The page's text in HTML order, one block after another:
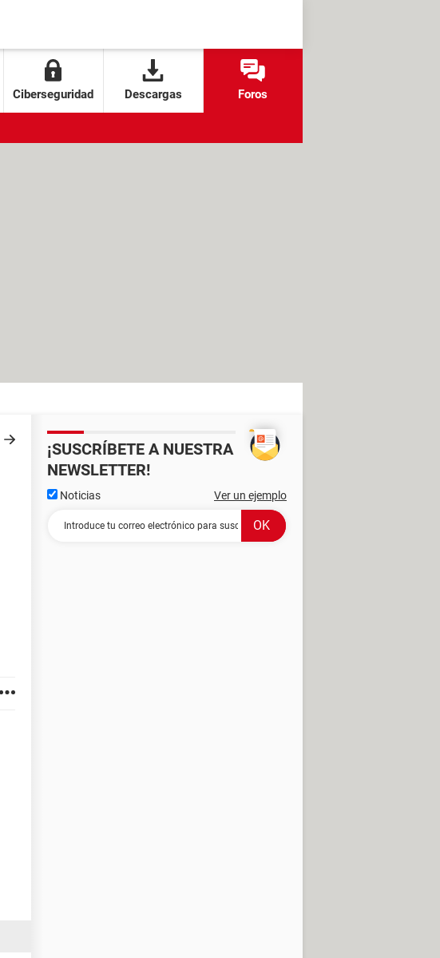
Ciberseguridad Descargas Foros
¡SUSCRÍBETE A NUESTRA
NEWSLETTER!
Noticias Ver un ejemplo